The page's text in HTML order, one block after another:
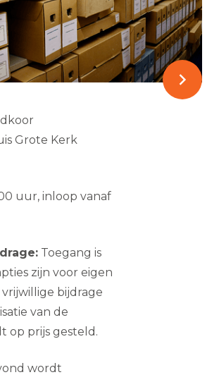
Grote Kerk
uur, inloop vanaf
Toegang is
zijn voor eigen
bijdrage
van de
op prijs gesteld.
wordt